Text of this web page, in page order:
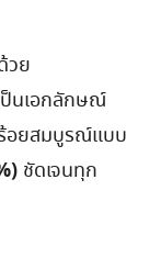
วย
นเอกลักษณ์
ร้อยสมบูรณ์แบบ
ชัดเจนทุก